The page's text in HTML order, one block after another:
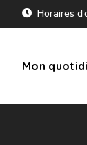
Horaires
Mon